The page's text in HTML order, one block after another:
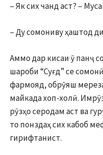
– Як сих чанд аст? –
– Ду сомониву ҳаштод
Аммо дар кисаи ӯ панҷ
шароби “Суғд” се
фармояд, обрӯяш
майкада хоп-холӣ.
рӯзҳо серодам аст ва
то понздаҳ сих кабоб
гирифтанист.